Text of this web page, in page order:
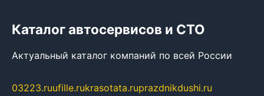
Каталог автосервисов и СТО
Актуальный каталог компаний по всей России
03223.ruufille.rukrasotata.ruprazdnikdushi.ru